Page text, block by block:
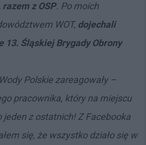
z OSP. Po moich
WOT, dojechali
13. Śląskiej Brygady Obrony
Polskie zareagowały –
pracownika, który na miejscu
jeden z ostatnich! Z Facebooka
się, że wszystko działo się w